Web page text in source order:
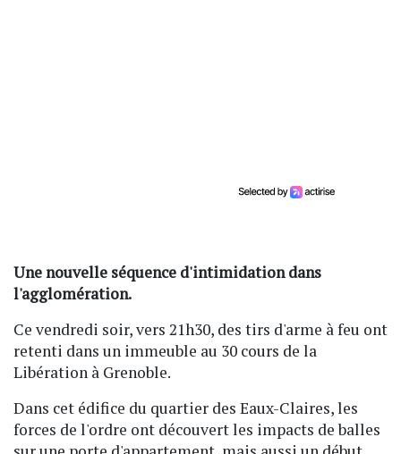
Une nouvelle séquence d'intimidation dans
l'agglomération.
Ce vendredi soir, vers 21h30, des tirs d'arme à feu ont
retenti dans un immeuble au 30 cours de la
Libération à Grenoble.
Dans cet édifice du quartier des Eaux-Claires, les
forces de l'ordre ont découvert les impacts de balles